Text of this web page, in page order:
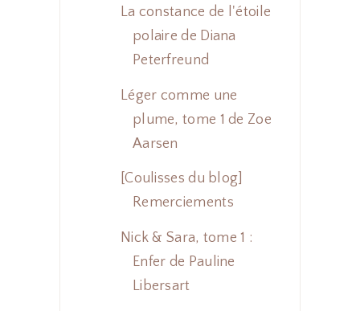
La constance de l'étoile
polaire de Diana
Peterfreund
Léger comme une
plume, tome 1 de Zoe
Aarsen
[Coulisses du blog]
Remerciements
Nick & Sara, tome 1 :
Enfer de Pauline
Libersart